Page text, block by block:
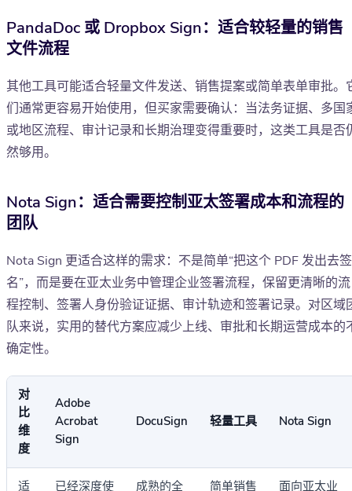
PandaDoc 或 Dropbox Sign：适合较轻量的销售
文件流程
其他工具可能适合轻量文件发送、销售提案或简单表单审批。
们通常更容易开始使用，但买家需要确认：当法务证据、多国
或地区流程、审计记录和长期治理变得重要时，这类工具是否
然够用。
Nota Sign：适合需要控制亚太签署成本和流程的
团队
Nota Sign 更适合这样的需求：不是简单“把这个 PDF 发出去签
名”，而是要在亚太业务中管理企业签署流程，保留更清晰的流
程控制、签署人身份验证证据、审计轨迹和签署记录。对区域
队来说，实用的替代方案应减少上线、审批和长期运营成本的
确定性。
对
比
维
度
Adobe
Acrobat
Sign
DocuSign 轻量工具 Nota Sign
适 已经深度使 成熟的全 简单销售 面向亚太业